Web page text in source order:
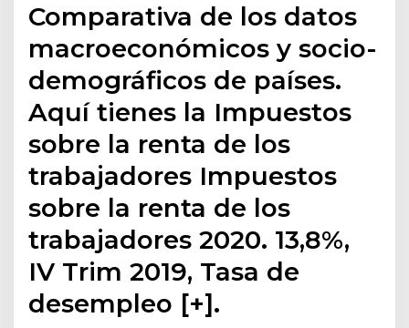
Comparativa de los datos
macroeconómicos y socio-
demográficos de países.
Aquí tienes la Impuestos
sobre la renta de los
trabajadores Impuestos
sobre la renta de los
trabajadores 2020. 13,8%,
IV Trim 2019, Tasa de
desempleo [+].